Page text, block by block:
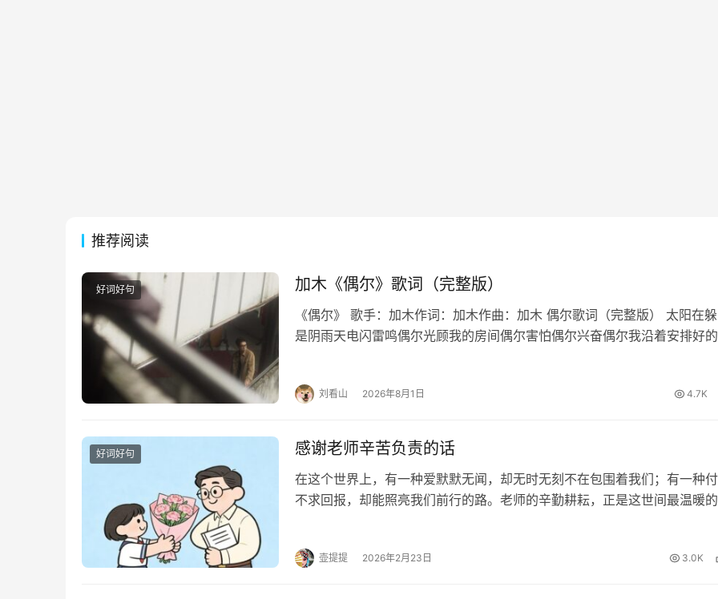
推荐阅读
好词好句 加木《偶尔》歌词（完整版）
《偶尔》 歌手：加木作词：加木作曲：加木 偶尔歌词（完整版） 太阳在
是阴雨天电闪雷鸣偶尔光顾我的房间偶尔害怕偶尔兴奋偶尔我沿着安排好
刘看山 2026年8月1日 4.7K
好词好句 感谢老师辛苦负责的话
在这个世界上，有一种爱默默无闻，却无时无刻不在包围着我们；有一种
不求回报，却能照亮我们前行的路。老师的辛勤耕耘，正是这世间最温暖的
壶提提 2026年2月23日 3.0K